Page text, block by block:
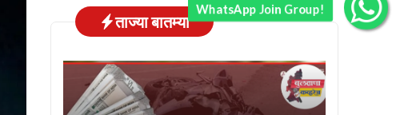
ताज्या बातम्या
WhatsApp Join Group!